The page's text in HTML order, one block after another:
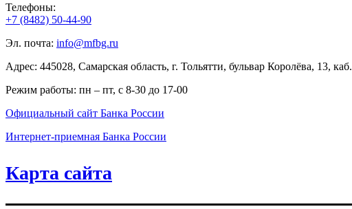
Телефоны:
+7 (8482) 50-44-90
Эл. почта: info@mfbg.ru
Адрес: 445028, Самарская область, г. Тольятти, бульвар Королёва, 13,
Режим работы: пн – пт, с 8-30 до 17-00
Официальный сайт Банка России
Интернет-приемная Банка России
Карта сайта